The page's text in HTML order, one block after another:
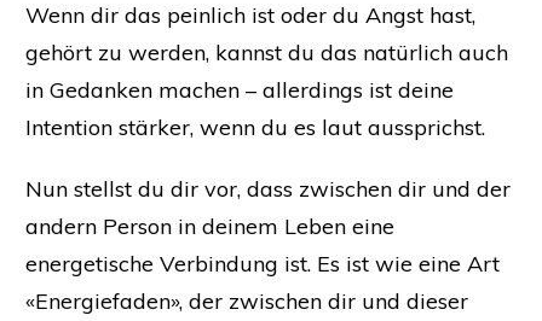
Wenn dir das peinlich ist oder du Angst hast,
gehört zu werden, kannst du das natürlich auch
in Gedanken machen – allerdings ist deine
Intention stärker, wenn du es laut aussprichst.
Nun stellst du dir vor, dass zwischen dir und der
andern Person in deinem Leben eine
energetische Verbindung ist. Es ist wie eine Art
«Energiefaden», der zwischen dir und dieser